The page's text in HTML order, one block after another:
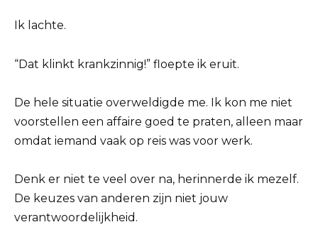
Ik lachte.
“Dat klinkt krankzinnig!” floepte ik eruit.
De hele situatie overweldigde me. Ik kon me niet
voorstellen een affaire goed te praten, alleen maar
omdat iemand vaak op reis was voor werk.
Denk er niet te veel over na, herinnerde ik mezelf.
De keuzes van anderen zijn niet jouw
verantwoordelijkheid.